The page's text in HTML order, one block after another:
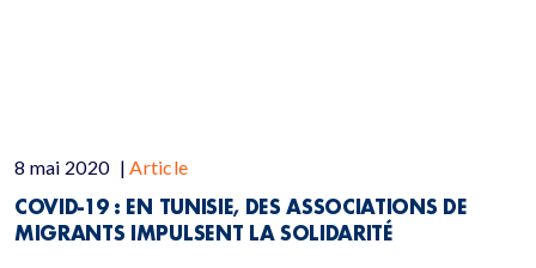
8 mai 2020 | Article
COVID-19 : EN TUNISIE, DES ASSOCIATIONS DE
MIGRANTS IMPULSENT LA SOLIDARITÉ